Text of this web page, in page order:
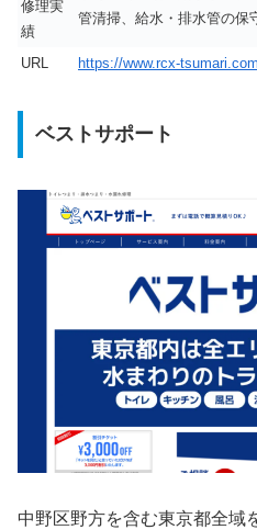
修理実
績
管清掃、給水・排水管の保
URL https://www.rcx-
ベストサポート
中野区野方を含む東京都全域